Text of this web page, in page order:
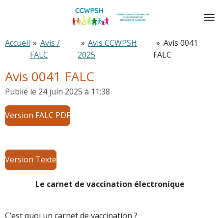
principal
Accueil » Avis /
FALC
» Avis CCWPSH
2025
» Avis 0041
FALC
Avis 0041 FALC
Publié le 24 juin 2025 à 11:38
Version FALC PDF
Version Texte
Le carnet de vaccination électronique
C’est quoi un carnet de vaccination ?